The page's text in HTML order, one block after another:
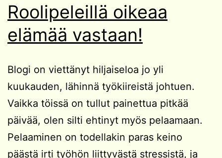
Roolipeleillä oikeaa
elämää vastaan!
Blogi on viettänyt hiljaiseloa jo yli
kuukauden, lähinnä työkiireistä johtuen.
Vaikka töissä on tullut painettua pitkää
päivää, olen silti ehtinyt myös pelaamaan.
Pelaaminen on todellakin paras keino
päästä irti työhön liittyvästä stressistä, ja